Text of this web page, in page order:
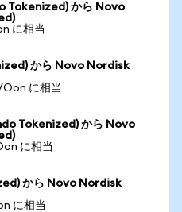
Tokenized) から Novo
に相当
から Novo Nordisk
に相当
Tokenized) から Novo
に相当
から Novo Nordisk
に相当